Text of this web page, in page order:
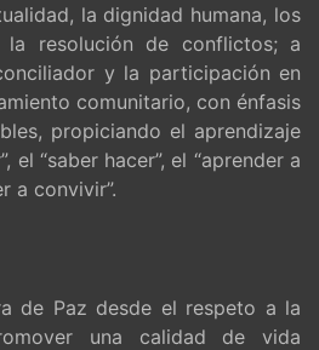
la dignidad humana, los
la resolución de conflictos; a
y la participación en
comunitario, con énfasis
propiciando el aprendizaje
el “saber hacer”, el “aprender a
a convivir”.
de Paz desde el respeto a la
una calidad de vida